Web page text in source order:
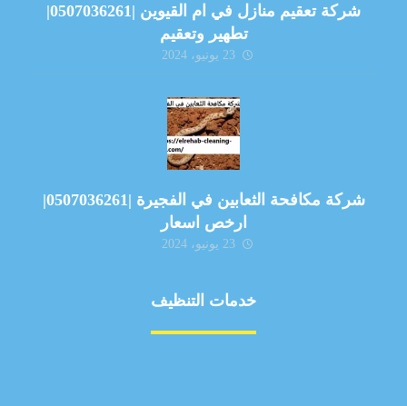
شركة تعقيم منازل في ام القيوين |0507036261|
تطهير وتعقيم
23 يونيو، 2024
شركة مكافحة الثعابين في الفجيرة |0507036261|
ارخص اسعار
23 يونيو، 2024
خدمات التنظيف